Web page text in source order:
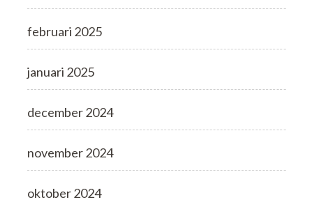
februari 2025
januari 2025
december 2024
november 2024
oktober 2024